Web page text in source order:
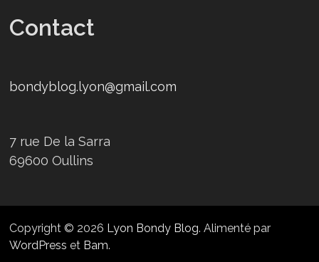
Contact
bondyblog.lyon@gmail.com
7 rue De la Sarra
69600 Oullins
Copyright © 2026 Lyon Bondy Blog. Alimenté par
WordPress et Bam.